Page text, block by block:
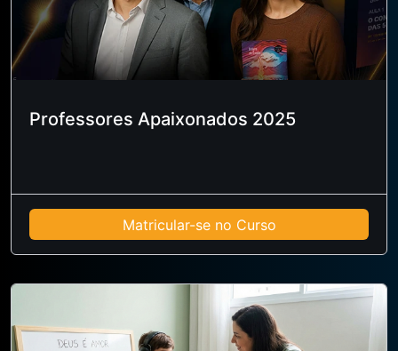
Professores Apaixonados 2025
Matricular-se no Curso